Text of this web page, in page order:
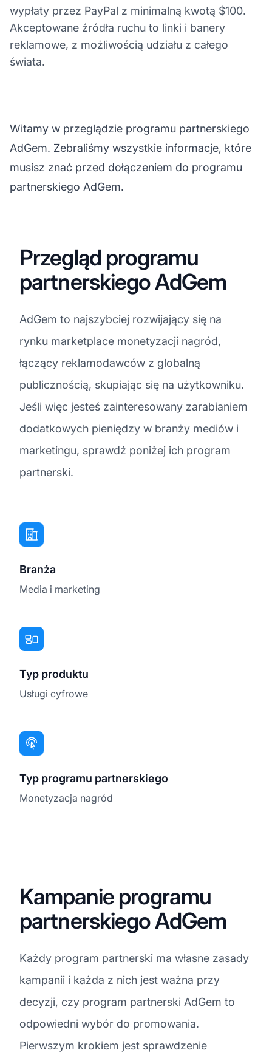
wypłaty przez PayPal z minimalną kwotą $100.
Akceptowane źródła ruchu to linki i banery
reklamowe, z możliwością udziału z całego
świata.
Witamy w przeglądzie programu partnerskiego
AdGem. Zebraliśmy wszystkie informacje, które
musisz znać przed dołączeniem do programu
partnerskiego AdGem.
Przegląd programu
partnerskiego AdGem
AdGem to najszybciej rozwijający się na
rynku marketplace monetyzacji nagród,
łączący reklamodawców z globalną
publicznością, skupiając się na użytkowniku.
Jeśli więc jesteś zainteresowany zarabianiem
dodatkowych pieniędzy w branży mediów i
marketingu, sprawdź poniżej ich program
partnerski.
Branża
Media i marketing
Typ produktu
Usługi cyfrowe
Typ programu partnerskiego
Monetyzacja nagród
Kampanie programu
partnerskiego AdGem
Każdy program partnerski ma własne zasady
kampanii i każda z nich jest ważna przy
decyzji, czy program partnerski AdGem to
odpowiedni wybór do promowania.
Pierwszym krokiem jest sprawdzenie